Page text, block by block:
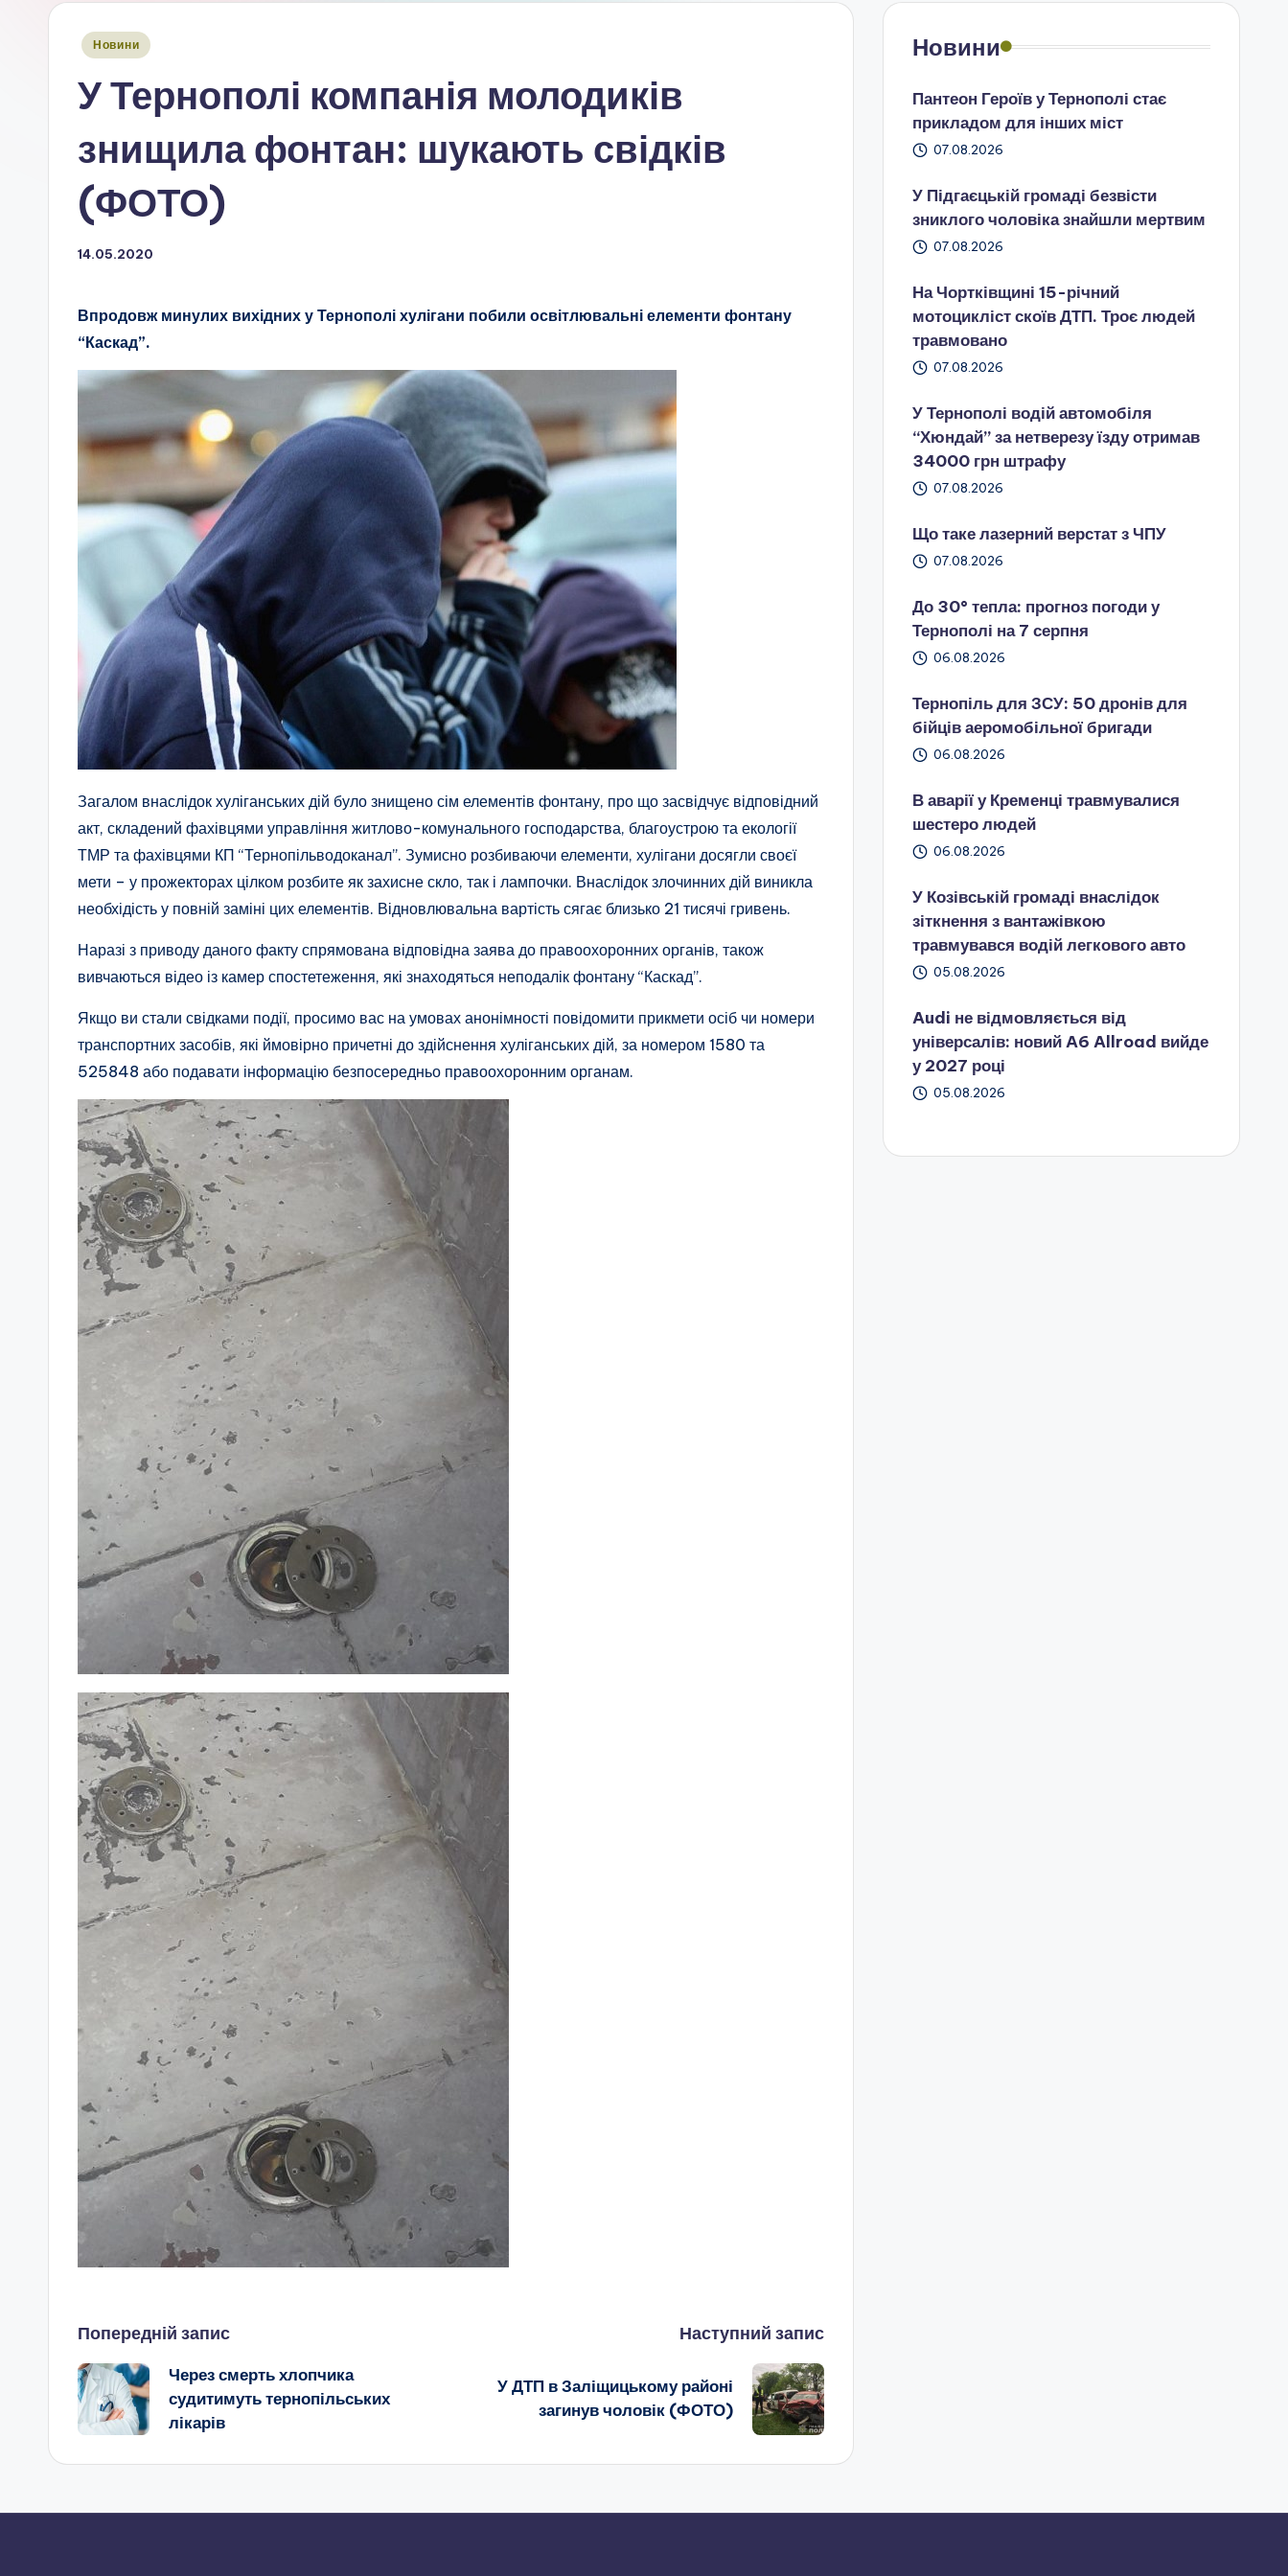
Опубліковано
Новини
У Тернополі компанія молодиків
знищила фонтан: шукають свідків
(ФОТО)
14.05.2020
Впродовж минулих вихідних у Тернополі хулігани побили освітлювальні елементи фонтану
“Каскад”.
Загалом внаслідок хуліганських дій було знищено сім елементів фонтану, про що засвідчує відповідний
акт, складений фахівцями управління житлово-комунального господарства, благоустрою та екології
ТМР та фахівцями КП “Тернопільводоканал”. Зумисно розбиваючи елементи, хулігани досягли своєї
мети – у прожекторах цілком розбите як захисне скло, так і лампочки. Внаслідок злочинних дій виникла
необхідість у повній заміні цих елементів. Відновлювальна вартість сягає близько 21 тисячі гривень.
Наразі з приводу даного факту спрямована відповідна заява до правоохоронних органів, також
вивчаються відео із камер спостетеження, які знаходяться неподалік фонтану “Каскад”.
Якщо ви стали свідками події, просимо вас на умовах анонімності повідомити прикмети осіб чи номери
транспортних засобів, які ймовірно причетні до здійснення хуліганських дій, за номером 1580 та
525848 або подавати інформацію безпосередньо правоохоронним органам.
Навігація
по
запису
Попередній запис
Через смерть хлопчика
судитимуть тернопільських
лікарів
Наступний запис
У ДТП в Заліщицькому районі
загинув чоловік (ФОТО)
Новини
Пантеон Героїв у Тернополі стає
прикладом для інших міст
07.08.2026
У Підгаєцькій громаді безвісти
зниклого чоловіка знайшли мертвим
07.08.2026
На Чортківщині 15-річний
мотоцикліст скоїв ДТП. Троє людей
травмовано
07.08.2026
У Тернополі водій автомобіля
“Хюндай” за нетверезу їзду отримав
34000 грн штрафу
07.08.2026
Що таке лазерний верстат з ЧПУ
07.08.2026
До 30° тепла: прогноз погоди у
Тернополі на 7 серпня
06.08.2026
Тернопіль для ЗСУ: 50 дронів для
бійців аеромобільної бригади
06.08.2026
В аварії у Кременці травмувалися
шестеро людей
06.08.2026
У Козівській громаді внаслідок
зіткнення з вантажівкою
травмувався водій легкового авто
05.08.2026
Audi не відмовляється від
універсалів: новий A6 Allroad вийде
у 2027 році
05.08.2026